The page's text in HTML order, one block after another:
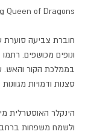
Queen of Dragons
חוברת צביעה סוערת
ונופים מכושפים.
בממלכת הקור והאש.
סצנות ודמויות
הינקלר האוסטרלית
ולשמח משפחות